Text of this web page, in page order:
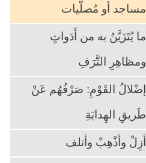
مساجد أو مُصلَّيات
ما يُتَزَيَّنُ به من أَدَواتٍ
ومظاهِرِ التَّرَفِ
إضْلالُ القَوْمِ: صَرْفُهُم عَنْ
طَريقِ الهِدايَةِ
أزِلْ وأذْهِبْ وأتلف